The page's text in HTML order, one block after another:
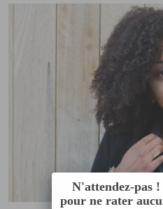
N'attendez-pas
pour ne rater